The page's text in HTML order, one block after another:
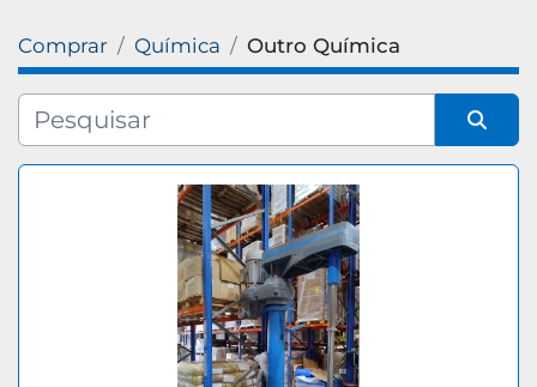
Categoria
Fabricante
Comprar Química Outro Química
Organizar por